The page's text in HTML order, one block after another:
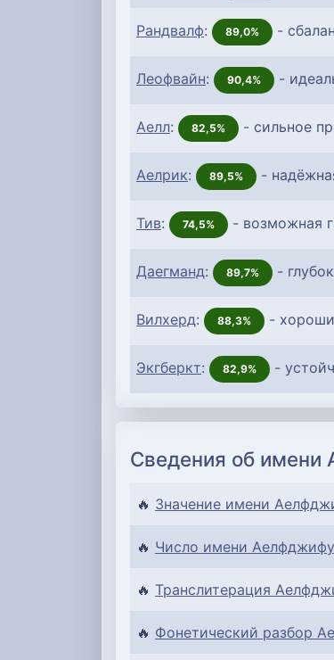
Рандвалф: 89,0% -
Леофвайн: 90,4% -
Аелл: 82,5% - сильное
Аелрик: 89,5% -
Тив: 74,5% - возможная
Даегманд: 89,7% -
Вилхерд: 88,3% -
Экгберкт: 82,9% -
Сведения об
🔥 Значение имени
🔥 Число имени Аелфджифу
🔥 Транслитерация
🔥 Фонетический разбор